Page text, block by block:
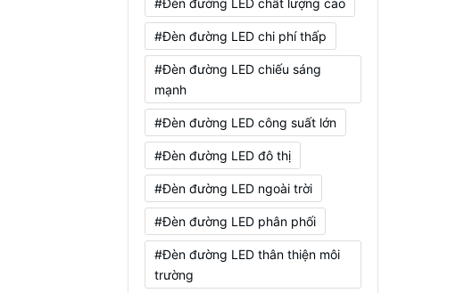
#Đèn đường LED chi phí thấp
#Đèn đường LED chiếu sáng
mạnh
#Đèn đường LED công suất lớn
#Đèn đường LED đô thị
#Đèn đường LED ngoài trời
#Đèn đường LED phân phối
#Đèn đường LED thân thiện môi
trường